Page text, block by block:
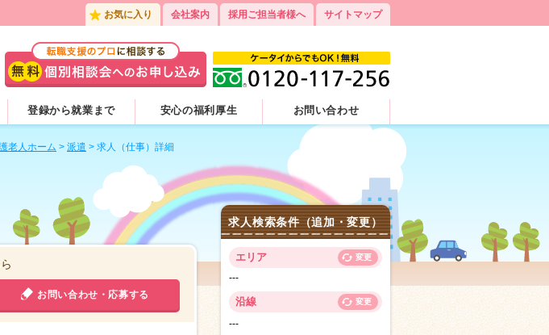
お気に入り 会社案内 採用ご担当者様へ サイトマップ
登録から就業まで 安心の福利厚生 お問い合わせ
老人ホーム > 派遣 > 求人（仕事）詳細
お問い合わせ・応募する
求人検索条件（追加・変更）
エリア 変更
---
沿線 変更
---